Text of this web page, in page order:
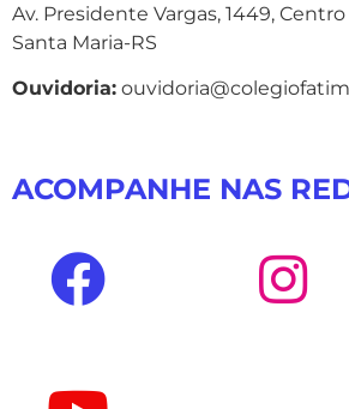
Av. Presidente Vargas, 1449, Centro
Santa Maria-RS
Ouvidoria:
ACOMPANHE NAS